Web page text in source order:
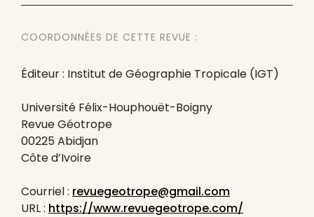
COORDONNÉES DE CETTE REVUE :
Éditeur : Institut de Géographie Tropicale (IGT)
Université Félix-Houphouët-Boigny
Revue Géotrope
00225 Abidjan
Côte d’Ivoire
Courriel : revuegeotrope@gmail.com
URL : https://www.revuegeotrope.com/